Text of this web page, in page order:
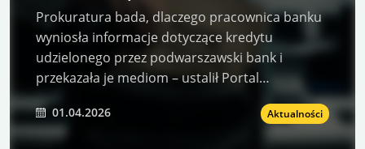
Prokuratura bada, dlaczego pracownica banku
wyniosła informacje dotyczące kredytu
udzielonego przez podwarszawski bank i
przekazała je mediom – ustalił Portal…
01.04.2026 Aktualności